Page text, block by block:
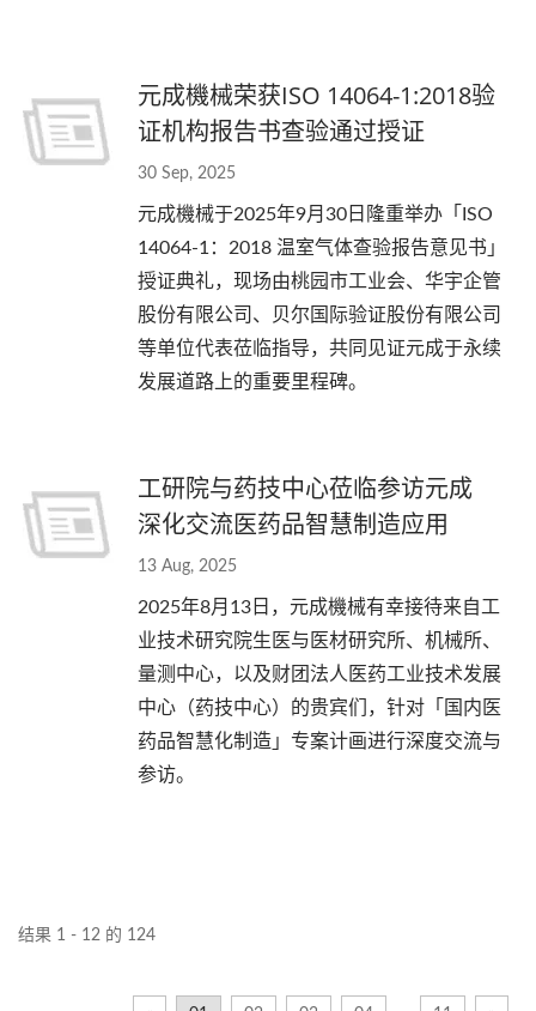
元成機械荣获ISO 14064-1:2018验
证机构报告书查验通过授证
30 Sep, 2025
元成機械于2025年9月30日隆重举办「ISO
14064-1：2018 温室气体查验报告意见书」
授证典礼，现场由桃园市工业会、华宇企管
股份有限公司、贝尔国际验证股份有限公司
等单位代表莅临指导，共同见证元成于永续
发展道路上的重要里程碑。
工研院与药技中心莅临参访元成
深化交流医药品智慧制造应用
13 Aug, 2025
2025年8月13日，元成機械有幸接待来自工
业技术研究院生医与医材研究所、机械所、
量测中心，以及财团法人医药工业技术发展
中心（药技中心）的贵宾们，针对「国内医
药品智慧化制造」专案计画进行深度交流与
参访。
结果 1 - 12 的 124